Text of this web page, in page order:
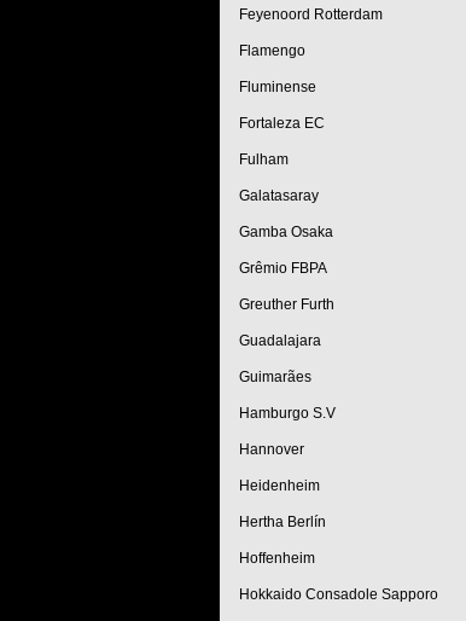
Feyenoord Rotterdam
Flamengo
Fluminense
Fortaleza EC
Fulham
Galatasaray
Gamba Osaka
Grêmio FBPA
Greuther Furth
Guadalajara
Guimarães
Hamburgo S.V
Hannover
Heidenheim
Hertha Berlín
Hoffenheim
Hokkaido Consadole Sapporo